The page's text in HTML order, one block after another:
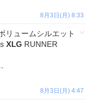
8月3日(月) 8:33
リュームシルエット
XLG RUNNER
8月3日(月) 4:47